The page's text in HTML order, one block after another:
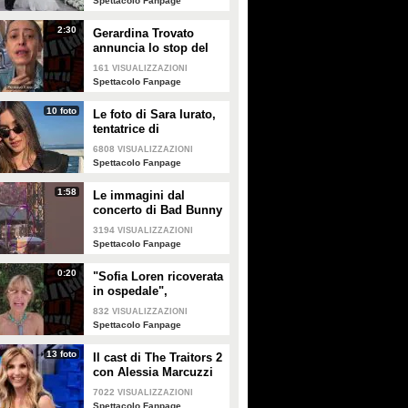
2:30
Gerardina Trovato
annuncia lo stop del
tour per problemi di
salute
161 VISUALIZZAZIONI
Spettacolo Fanpage
10 foto
Le foto di Sara Iurato,
tentatrice di
Temptation Island 2026
6808 VISUALIZZAZIONI
Spettacolo Fanpage
1:58
Le immagini dal
concerto di Bad Bunny
a Milano
3194 VISUALIZZAZIONI
Spettacolo Fanpage
0:20
"Sofia Loren ricoverata
in ospedale",
Alessandra Mussolini
smentisce: "È serena e
832 VISUALIZZAZIONI
Spettacolo Fanpage
13 foto
Il cast di The Traitors 2
con Alessia Marcuzzi
7022 VISUALIZZAZIONI
Spettacolo Fanpage